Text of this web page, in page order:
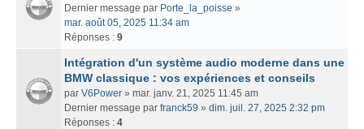
Dernier message par Porte_la_poisse »
mar. août 05, 2025 11:34 am
Réponses : 9
Intégration d'un système audio moderne dans une
BMW classique : vos expériences et conseils
par V6Power » mar. janv. 21, 2025 11:45 am
Dernier message par franck59 » dim. juil. 27, 2025 2:32 pm
Réponses : 4